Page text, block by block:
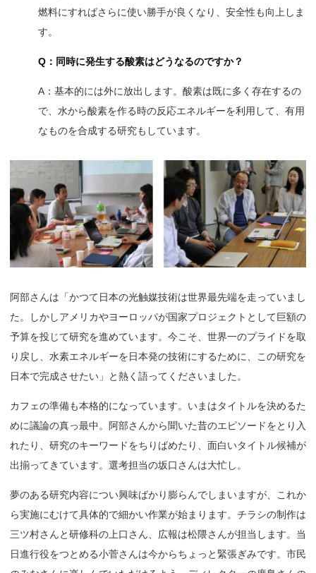
燃料にすればさらに使い勝手が良くなり、安全性も向上しま
す。
Q：同時に発生する酸素はどうなるのですか？
A：基本的には外に放出します。酸素は既に多く存在するの
で、水から酸素を作る時の反応エネルギーを利用して、有用
なものを合成する研究もしています。
阿部さんは「かつて日本の光触媒技術は世界最先端を走っていまし
た。しかしアメリカやヨーロッパが国家プロジェクトとして巨額の
予算を投じて研究を進めています。今こそ、世界一のプライドを取
り戻し、水素エネルギーを日本発の技術にするために、この研究を
日本で完成させたい」と熱く語ってくださいました。
カフェの準備も本格的になっています。いまはタイトルを決めるた
めに議論の真っ最中。阿部さんから聞いた昔のエピソードをとり入
れたり、研究のキーワードをちりばめたり、面白いタイトル候補が
出揃ってきています。選考担当の坂口さんは大忙し。
夢のある研究内容につい興味ばかり膨らんでしまいますが、これか
ら実施にむけて具体的で細かい作業が始まります。チラシの制作は
三ツ村さんと研修科の上口さん、広報は松隈さんが担当します。当
日進行役をつとめる小菅さんは今からちょっと緊張ぎみです。市民